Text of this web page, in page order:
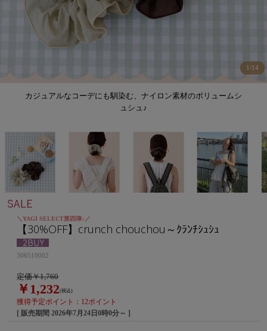
カジュアルなコーデにも馴染む、ナイロン素材のボリュームシ
ュシュ♪
1/14
＼YAGI SELECT第四弾♪／
【30%OFF】crunch chouchou～ｸﾗﾝﾁｼｭｼｭ
306510002
定価￥1,760
￥1,232(税込)
獲得予定ポイント：12ポイント
[ 販売期間2026年7月24日0時0分～ ]